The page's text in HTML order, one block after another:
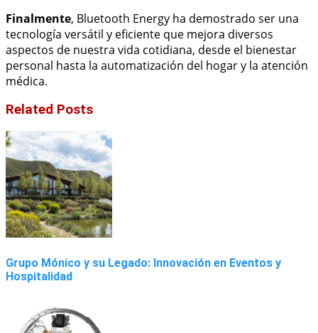
Finalmente, Bluetooth Energy ha demostrado ser una
tecnología versátil y eficiente que mejora diversos
aspectos de nuestra vida cotidiana, desde el bienestar
personal hasta la automatización del hogar y la atención
médica.
Related Posts
Grupo Mónico y su Legado: Innovación en Eventos y
Hospitalidad